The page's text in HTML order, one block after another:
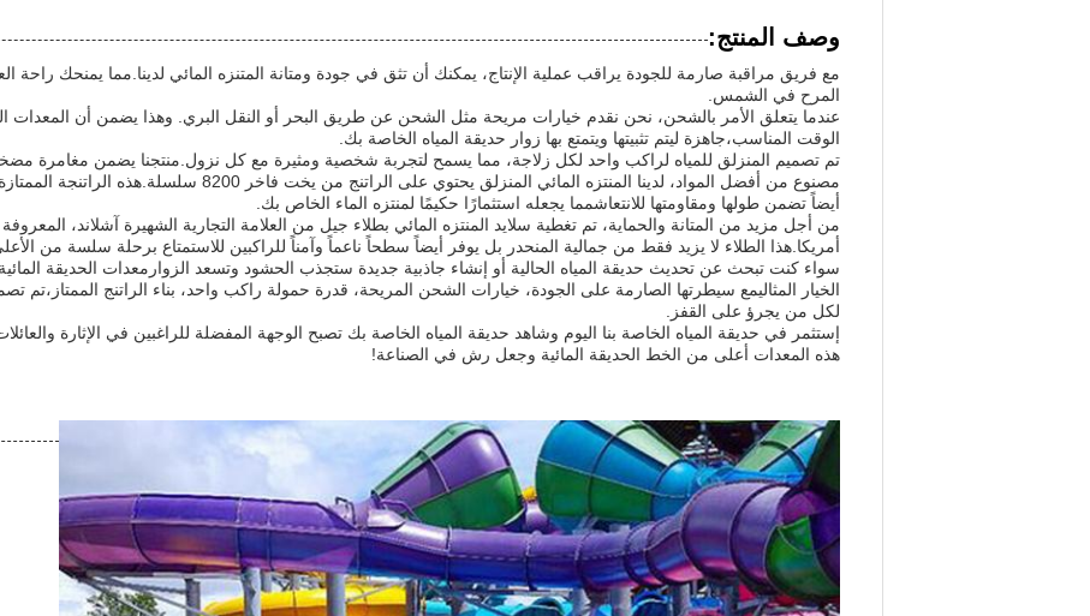
وصف المنتج:
مع فريق مراقبة صارمة للجودة يراقب عملية الإنتاج، يمكنك أن تثق في جودة ومتانة المتنزه المائي لدينا.مما يمنحك راحة
المرح في الشمس.
عندما يتعلق الأمر بالشحن، نحن نقدم خيارات مريحة مثل الشحن عن طريق البحر أو النقل البري. وهذا يضمن أن المعدات
الوقت المناسب،جاهزة ليتم تثبيتها ويتمتع بها زوار حديقة المياه الخاصة بك.
تم تصميم المنزلق للمياه لراكب واحد لكل زلاجة، مما يسمح لتجربة شخصية ومثيرة مع كل نزول.منتجنا يضمن مغامرة
مصنوع من أفضل المواد، لدينا المنتزه المائي المنزلق يحتوي على
أيضاً تضمن طولها ومقاومتها للانتعاشمما يجعله استثمارًا حكيمًا لمنتزه الماء الخاص بك.
من أجل مزيد من المتانة والحماية، تم تغطية سلايد المنتزه المائي بطلاء جيل من العلامة التجارية الشهيرة آشلاند،
أمريكا.هذا الطلاء لا يزيد فقط من جمالية المنحدر بل يوفر أيضاً سطحاً ناعماً وآمناً للراكبين للاستمتاع برحلة سلسة من
سواء كنت تبحث عن تحديث حديقة المياه الحالية أو إنشاء جاذبية جديدة ستجذب الحشود وتسعد الزوارمعدات الحديقة المائية
الخيار المثاليمع سيطرتها الصارمة على الجودة، خيارات الشحن المريحة، قدرة حمولة راكب واحد، بناء الراتنج الممتاز،تم
لكل من يجرؤ على القفز.
إستثمر في حديقة المياه الخاصة بنا اليوم وشاهد حديقة المياه الخاصة بك تصبح الوجهة المفضلة للراغبين في الإثارة
هذه المعدات أعلى من الخط الحديقة المائية وجعل رش في الصناعة!